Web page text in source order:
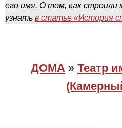
его имя. О том, как строили
узнать в статье «История
ДОМА » Театр